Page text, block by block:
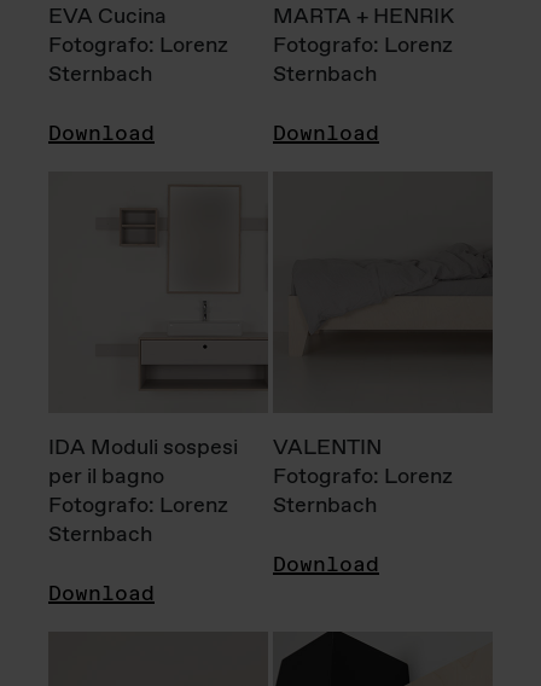
EVA Cucina
Fotografo: Lorenz
Sternbach
Download
MARTA + HENRIK
Fotografo: Lorenz
Sternbach
Download
IDA Moduli sospesi
per il bagno
Fotografo: Lorenz
Sternbach
Download
VALENTIN
Fotografo: Lorenz
Sternbach
Download